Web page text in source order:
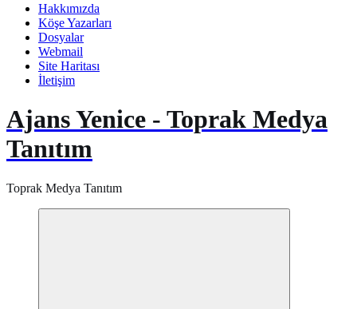
Hakkımızda
Köşe Yazarları
Dosyalar
Webmail
Site Haritası
İletişim
Ajans Yenice - Toprak Medya
Tanıtım
Toprak Medya Tanıtım